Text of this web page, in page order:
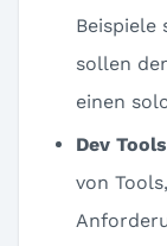
Beispiele
sollen
einen
Dev Tools
von